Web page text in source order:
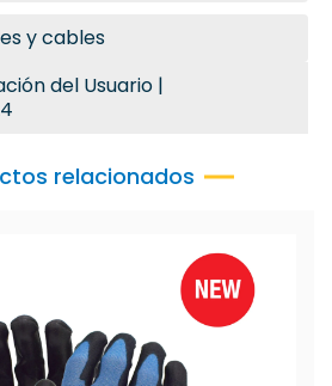
y cables
del Usuario |
relacionados